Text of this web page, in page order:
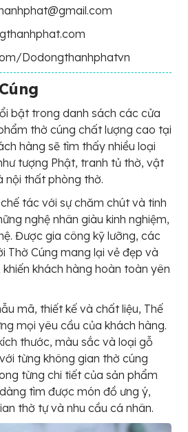
Dodongthanhphatvn
bật trong danh sách các cửa
thờ cúng chất lượng cao tại
hàng sẽ tìm thấy nhiều loại
tượng Phật, tranh tủ thờ, vật
nội thất phòng thờ.
tác với sự chăm chút và tinh
nghệ nhân giàu kinh nghiệm,
Được gia công kỹ lưỡng, các
Thờ Cúng mang lại vẻ đẹp và
khách hàng hoàn toàn yên
mã, thiết kế và chất liệu, Thế
mọi yêu cầu của khách hàng.
thước, màu sắc và loại gỗ
từng không gian thờ cúng
từng chi tiết của sản phẩm
tìm được món đồ ưng ý,
thờ tự và nhu cầu cá nhân.